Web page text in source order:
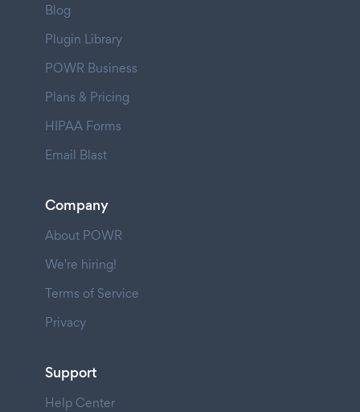
Blog
Plugin Library
POWR Business
Plans & Pricing
HIPAA Forms
Email Blast
Company
About POWR
We're hiring!
Terms of Service
Privacy
Support
Help Center